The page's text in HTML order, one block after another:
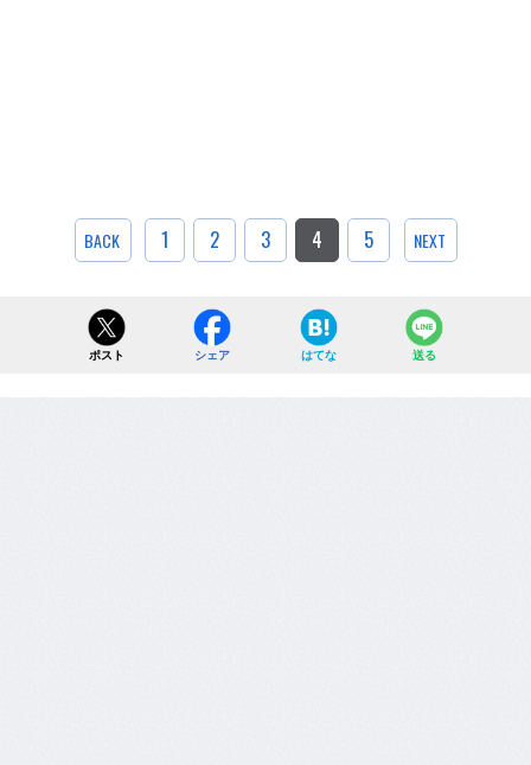
BACK 1 2 3 4 5 NEXT
ポスト シェア はてな 送る